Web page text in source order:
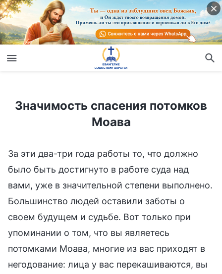
Значимость спасения потомков Моава
Значимость спасения потомков
Моава
За эти два-три года работы то, что должно
было быть достигнуто в работе суда над
вами, уже в значительной степени выполнено.
Большинство людей оставили заботы о
своем будущем и судьбе. Вот только при
упоминании о том, что вы являетесь
потомками Моава, многие из вас приходят в
негодование: лица у вас перекашиваются, вы